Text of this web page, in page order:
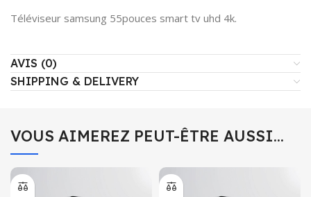
Téléviseur samsung 55pouces smart tv uhd 4k.
AVIS (0)
SHIPPING & DELIVERY
VOUS AIMEREZ PEUT-ÊTRE AUSSI…